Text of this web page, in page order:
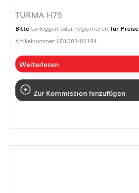
TURMA H75
Bitte einloggen oder registrieren für Preise
Artikelnummer: LD1003-02194
Weiterlesen
Zur Kommission hinzufügen